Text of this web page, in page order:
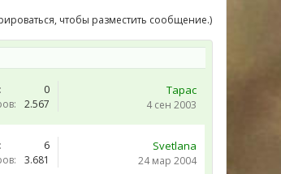
чтобы разместить сообщение.)
0
2.567
Тарас
4 сен 2003
6
3.681
Svetlana
24 мар 2004